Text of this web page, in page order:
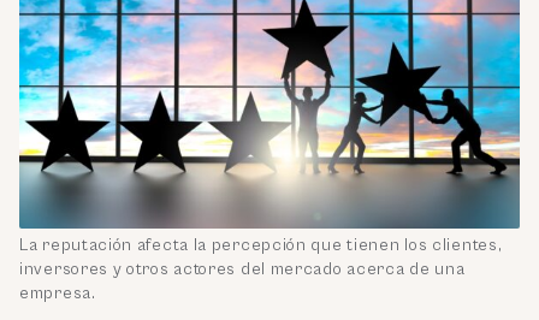
La reputación afecta la percepción que tienen los clientes,
inversores y otros actores del mercado acerca de una
empresa.